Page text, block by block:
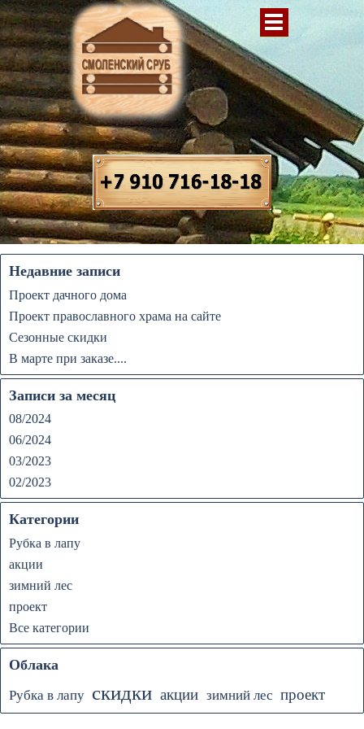
Недавние записи
Проект дачного дома
Проект православного храма на сайте
Сезонные скидки
В марте при заказе....
Записи за месяц
08/2024
06/2024
03/2023
02/2023
Категории
Рубка в лапу
акции
зимний лес
проект
Все категории
Облака
Рубка в лапу скидки акции зимний лес проект